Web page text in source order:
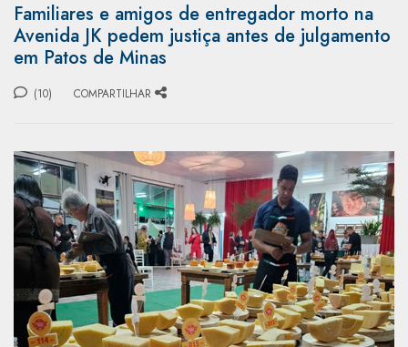
Familiares e amigos de entregador morto na
Avenida JK pedem justiça antes de julgamento
em Patos de Minas
(10) COMPARTILHAR